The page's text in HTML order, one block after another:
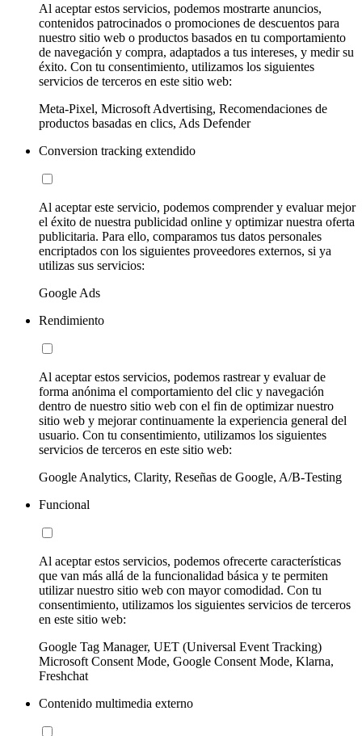
Al aceptar estos servicios, podemos mostrarte anuncios,
contenidos patrocinados o promociones de descuentos para
nuestro sitio web o productos basados en tu comportamiento
de navegación y compra, adaptados a tus intereses, y medir su
éxito. Con tu consentimiento, utilizamos los siguientes
servicios de terceros en este sitio web:
Meta-Pixel, Microsoft Advertising, Recomendaciones de
productos basadas en clics, Ads Defender
Conversion tracking extendido
Al aceptar este servicio, podemos comprender y evaluar mejor
el éxito de nuestra publicidad online y optimizar nuestra oferta
publicitaria. Para ello, comparamos tus datos personales
encriptados con los siguientes proveedores externos, si ya
utilizas sus servicios:
Google Ads
Rendimiento
Al aceptar estos servicios, podemos rastrear y evaluar de
forma anónima el comportamiento del clic y navegación
dentro de nuestro sitio web con el fin de optimizar nuestro
sitio web y mejorar continuamente la experiencia general del
usuario. Con tu consentimiento, utilizamos los siguientes
servicios de terceros en este sitio web:
Google Analytics, Clarity, Reseñas de Google, A/B-Testing
Funcional
Al aceptar estos servicios, podemos ofrecerte características
que van más allá de la funcionalidad básica y te permiten
utilizar nuestro sitio web con mayor comodidad. Con tu
consentimiento, utilizamos los siguientes servicios de terceros
en este sitio web:
Google Tag Manager, UET (Universal Event Tracking)
Microsoft Consent Mode, Google Consent Mode, Klarna,
Freshchat
Contenido multimedia externo